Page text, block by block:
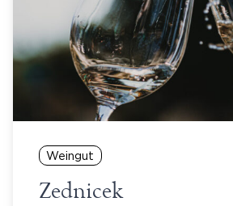
Weingut
Zednicek